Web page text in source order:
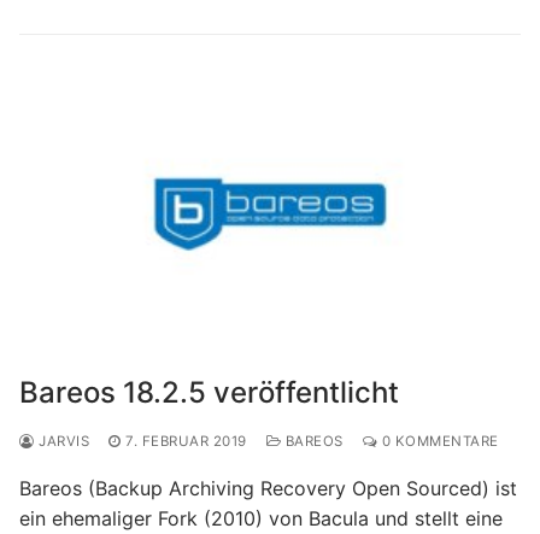
Bareos 18.2.5 veröffentlicht
JARVIS 7. FEBRUAR 2019 BAREOS 0 KOMMENTARE
Bareos (Backup Archiving Recovery Open Sourced) ist
ein ehemaliger Fork (2010) von Bacula und stellt eine